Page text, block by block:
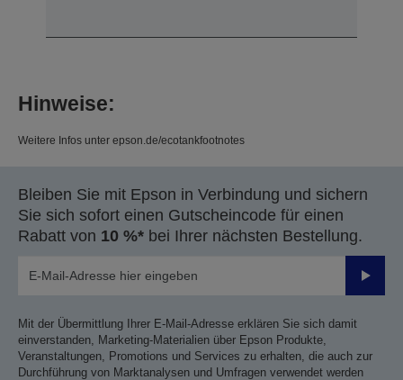
Hinweise:
Weitere Infos unter epson.de/ecotankfootnotes
Bleiben Sie mit Epson in Verbindung und sichern
Sie sich sofort einen Gutscheincode für einen
Rabatt von 10 %* bei Ihrer nächsten Bestellung.
Mit der Übermittlung Ihrer E-Mail-Adresse erklären Sie sich damit
einverstanden, Marketing-Materialien über Epson Produkte,
Veranstaltungen, Promotions und Services zu erhalten, die auch zur
Durchführung von Marktanalysen und Umfragen verwendet werden